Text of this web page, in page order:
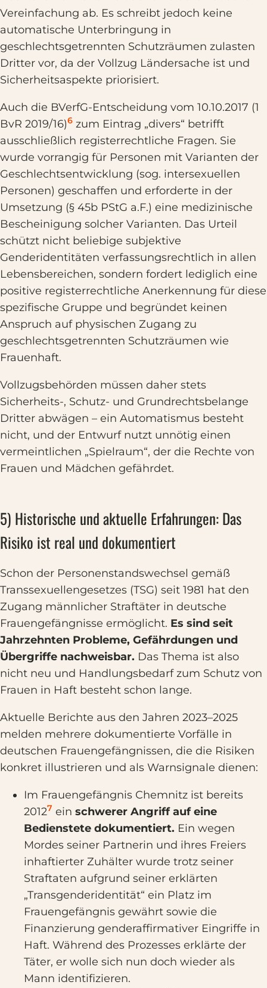
Vereinfachung ab. Es schreibt jedoch keine
automatische Unterbringung in
geschlechtsgetrennten Schutzräumen zulasten
Dritter vor, da der Vollzug Ländersache ist und
Sicherheitsaspekte priorisiert.
Auch die BVerfG-Entscheidung vom 10.10.2017 (1
BvR 2019/16)6 zum Eintrag „divers“ betrifft
ausschließlich registerrechtliche Fragen. Sie
wurde vorrangig für Personen mit Varianten der
Geschlechtsentwicklung (sog. intersexuellen
Personen) geschaffen und erforderte in der
Umsetzung (§ 45b PStG a.F.) eine medizinische
Bescheinigung solcher Varianten. Das Urteil
schützt nicht beliebige subjektive
Genderidentitäten verfassungsrechtlich in allen
Lebensbereichen, sondern fordert lediglich eine
positive registerrechtliche Anerkennung für diese
spezifische Gruppe und begründet keinen
Anspruch auf physischen Zugang zu
geschlechtsgetrennten Schutzräumen wie
Frauenhaft.
Vollzugsbehörden müssen daher stets
Sicherheits-, Schutz- und Grundrechtsbelange
Dritter abwägen – ein Automatismus besteht
nicht, und der Entwurf nutzt unnötig einen
vermeintlichen „Spielraum“, der die Rechte von
Frauen und Mädchen gefährdet.
5) Historische und aktuelle Erfahrungen: Das
Risiko ist real und dokumentiert
Schon der Personenstandswechsel gemäß
Transsexuellengesetzes (TSG) seit 1981 hat den
Zugang männlicher Straftäter in deutsche
Frauengefängnisse ermöglicht. Es sind seit
Jahrzehnten Probleme, Gefährdungen und
Übergriffe nachweisbar. Das Thema ist also
nicht neu und Handlungsbedarf zum Schutz von
Frauen in Haft besteht schon lange.
Aktuelle Berichte aus den Jahren 2023–2025
melden mehrere dokumentierte Vorfälle in
deutschen Frauengefängnissen, die die Risiken
konkret illustrieren und als Warnsignale dienen:
Im Frauengefängnis Chemnitz ist bereits
20127 ein schwerer Angriff auf eine
Bedienstete dokumentiert. Ein wegen
Mordes seiner Partnerin und ihres Freiers
inhaftierter Zuhälter wurde trotz seiner
Straftaten aufgrund seiner erklärten
„Transgenderidentität“ ein Platz im
Frauengefängnis gewährt sowie die
Finanzierung genderaffirmativer Eingriffe in
Haft. Während des Prozesses erklärte der
Täter, er wolle sich nun doch wieder als
Mann identifizieren.